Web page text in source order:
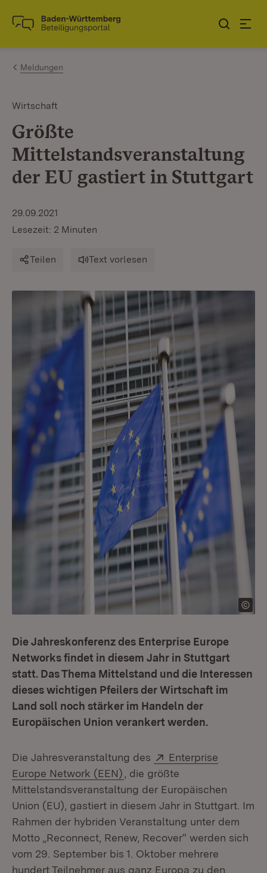
Zum Inhalt springen
Link zur Startseite
Meldungen
Wirtschaft
Größte
Mittelstandsveranstaltung
der EU gastiert in Stuttgart
29.09.2021
Lesezeit: 2 Minuten
Teilen Text vorlesen
Die Jahreskonferenz des Enterprise Europe
Networks findet in diesem Jahr in Stuttgart
statt. Das Thema Mittelstand und die Interessen
dieses wichtigen Pfeilers der Wirtschaft im
Land soll noch stärker im Handeln der
Europäischen Union verankert werden.
Die Jahresveranstaltung des Extern:
Enterprise
Europe Network (EEN) (Öffnet in neuem Fenster)
, die größte
Mittelstandsveranstaltung der Europäischen
Union (EU), gastiert in diesem Jahr in Stuttgart. Im
Rahmen der hybriden Veranstaltung unter dem
Motto „Reconnect, Renew, Recover“ werden sich
vom 29. September bis 1. Oktober mehrere
hundert Teilnehmer aus ganz Europa zu den